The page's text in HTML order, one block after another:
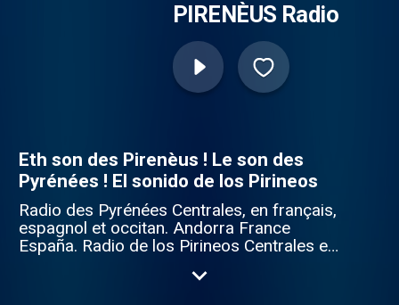
PIRENÈUS Radio
Eth son des Pirenèus ! Le son des
Pyrénées ! El sonido de los Pirineos
Radio des Pyrénées Centrales, en français,
espagnol et occitan. Andorra France
España. Radio de los Pirineos Centrales en
Comminges & Val d'Aran. Meteo - Agenda -